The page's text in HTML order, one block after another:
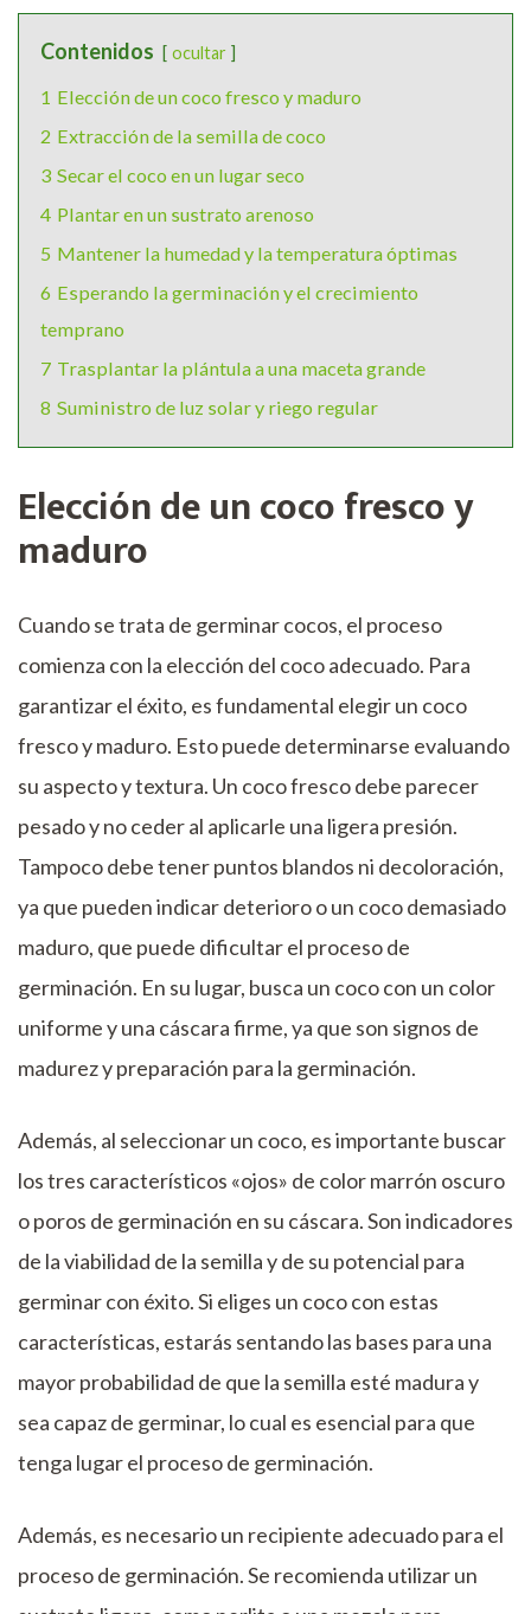
Contenidos ocultar
1 Elección de un coco fresco y maduro
2 Extracción de la semilla de coco
3 Secar el coco en un lugar seco
4 Plantar en un sustrato arenoso
5 Mantener la humedad y la temperatura óptimas
6 Esperando la germinación y el crecimiento
temprano
7 Trasplantar la plántula a una maceta grande
8 Suministro de luz solar y riego regular
Elección de un coco fresco y
maduro
Cuando se trata de germinar cocos, el proceso
comienza con la elección del coco adecuado. Para
garantizar el éxito, es fundamental elegir un coco
fresco y maduro. Esto puede determinarse evaluando
su aspecto y textura. Un coco fresco debe parecer
pesado y no ceder al aplicarle una ligera presión.
Tampoco debe tener puntos blandos ni decoloración,
ya que pueden indicar deterioro o un coco demasiado
maduro, que puede dificultar el proceso de
germinación. En su lugar, busca un coco con un color
uniforme y una cáscara firme, ya que son signos de
madurez y preparación para la germinación.
Además, al seleccionar un coco, es importante buscar
los tres característicos «ojos» de color marrón oscuro
o poros de germinación en su cáscara. Son indicadores
de la viabilidad de la semilla y de su potencial para
germinar con éxito. Si eliges un coco con estas
características, estarás sentando las bases para una
mayor probabilidad de que la semilla esté madura y
sea capaz de germinar, lo cual es esencial para que
tenga lugar el proceso de germinación.
Además, es necesario un recipiente adecuado para el
proceso de germinación. Se recomienda utilizar un